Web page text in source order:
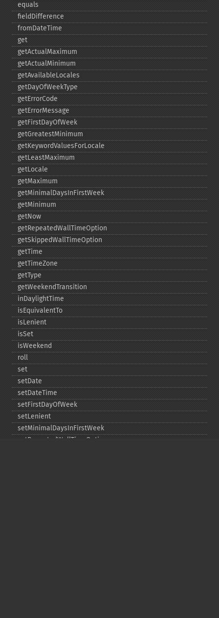
equals
fieldDifference
fromDateTime
get
getActualMaximum
getActualMinimum
getAvailableLocales
getDayOfWeekType
getErrorCode
getErrorMessage
getFirstDayOfWeek
getGreatestMinimum
getKeywordValuesForLocale
getLeastMaximum
getLocale
getMaximum
getMinimalDaysInFirstWeek
getMinimum
getNow
getRepeatedWallTimeOption
getSkippedWallTimeOption
getTime
getTimeZone
getType
getWeekendTransition
inDaylightTime
isEquivalentTo
isLenient
isSet
isWeekend
roll
set
setDate
setDateTime
setFirstDayOfWeek
setLenient
setMinimalDaysInFirstWeek
setRepeatedWallTimeOption